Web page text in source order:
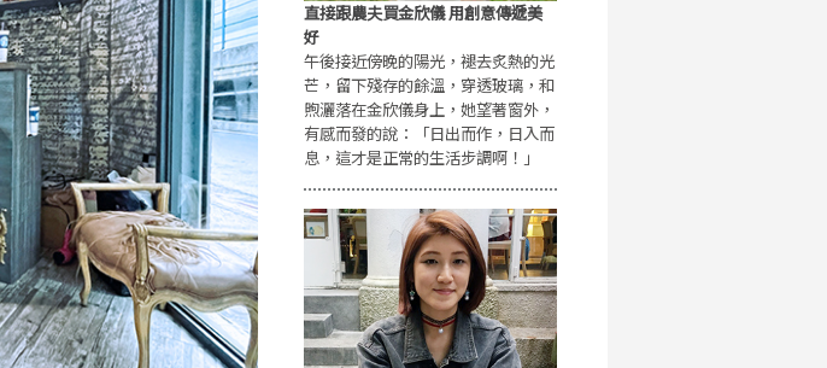
直接跟農夫買金欣儀 用創意傳遞美
好
午後接近傍晚的陽光，褪去炙熱的光
芒，留下殘存的餘溫，穿透玻璃，和
煦灑落在金欣儀身上，她望著窗外，
有感而發的說：「日出而作，日入而
息，這才是正常的生活步調啊！」